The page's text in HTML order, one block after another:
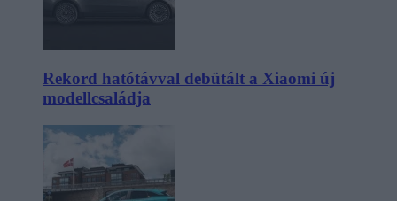
Rekord hatótávval debütált a Xiaomi új
modellcsaládja